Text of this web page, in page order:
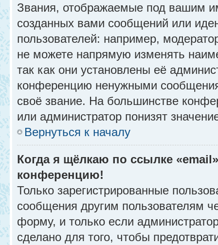
Звания, отображаемые под вашим
созданных вами сообщений или
пользователей: например,
не можете напрямую изменять
так как они установлены её
конференцию ненужными
своё звание. На большинстве
или администратор понизят
Вернуться к началу
Когда я щёлкаю по ссылке
конференцию!
Только зарегистрированные
сообщения другим пользователям
форму, и только если
сделано для того, чтобы